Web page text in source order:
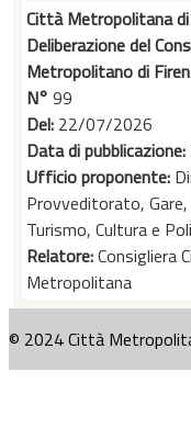
Città Metropolitana
Deliberazione del
Metropolitano di
N° 99
Del: 22/07/2026
Data di pubblicazione:
Ufficio proponente:
Provveditorato,
Turismo, Cultura e
Relatore:Consigliera
Metropolitana
© 2024 Città